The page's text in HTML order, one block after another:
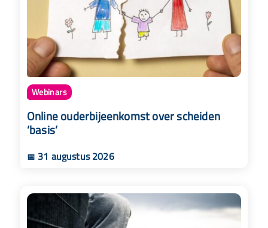
Webinars
Online ouderbijeenkomst over scheiden
‘basis’
📅 31 augustus 2026